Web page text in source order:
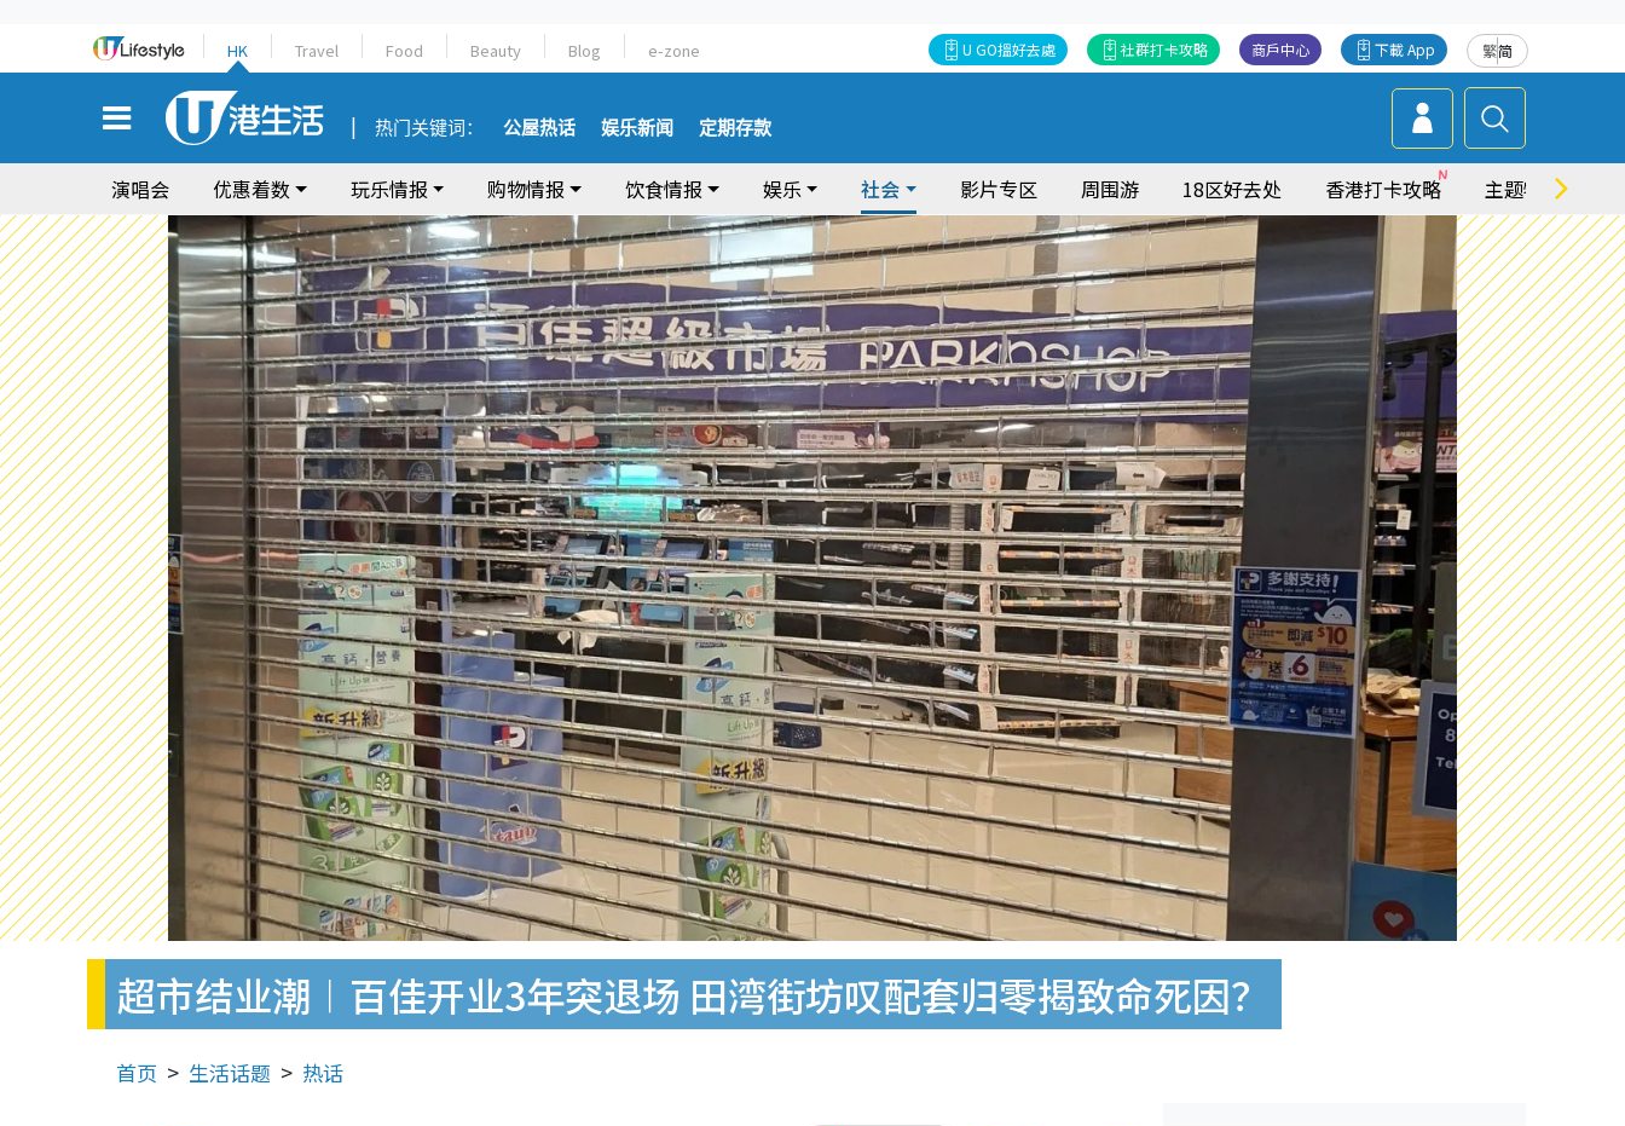
HK Travel Food Beauty Blog e-zone 繁简
下載 App
商戶中心
社群打卡攻略
U GO搵好去處
热门关键词： 公屋热话 娱乐新闻 定期存款
演唱会 优惠着数 玩乐情报 购物情报 饮食情报 娱乐 社会 影片专区 周围游 18区好去处 香港打卡攻略 主题特集
超市结业潮︱百佳开业3年突退场 田湾街坊叹配套归零揭致命死因？
首页 生活话题 热话